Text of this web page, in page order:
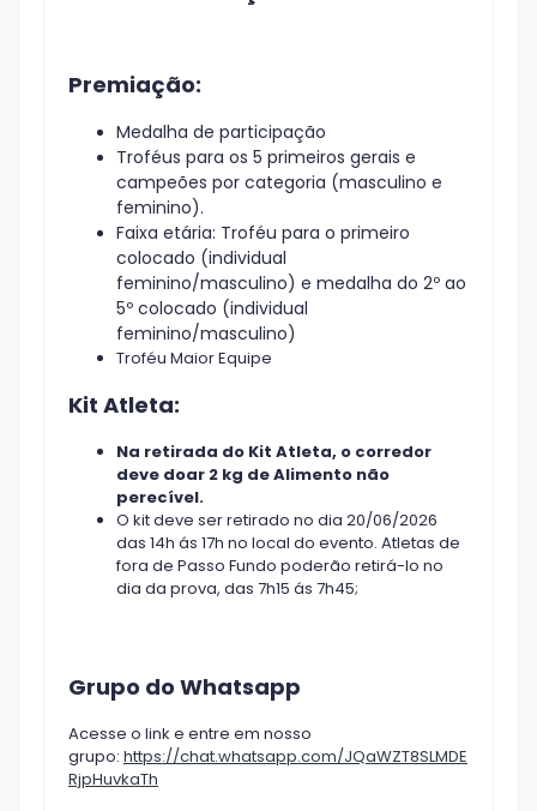
Premiação:
Medalha de participação
Troféus para os 5 primeiros gerais e
campeões por categoria (masculino e
feminino).
Faixa etária: Troféu para o primeiro
colocado (individual
feminino/masculino) e medalha do 2º ao
5º colocado (individual
feminino/masculino)
Troféu Maior Equipe
Kit Atleta:
Na retirada do Kit Atleta, o corredor
deve doar 2 kg de Alimento não
perecível.
O kit deve ser retirado no dia 20/06/2026
das 14h ás 17h no local do evento. Atletas de
fora de Passo Fundo poderão retirá-lo no
dia da prova, das 7h15 ás 7h45;
Grupo do Whatsapp
Acesse o link e entre em nosso
grupo: https://chat.whatsapp.com/JQaWZT8SLMDE
RjpHuvkaTh